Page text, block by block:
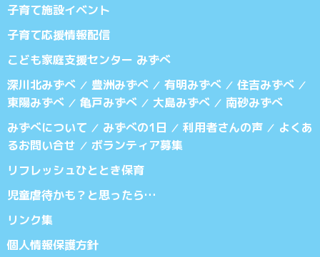
子育て施設イベント
子育て応援情報配信
こども家庭支援センター みずべ
深川北みずべ ／ 豊洲みずべ ／ 有明みずべ ／ 住吉みずべ ／
東陽みずべ ／ 亀戸みずべ ／ 大島みずべ ／ 南砂みずべ
みずべについて ／ みずべの1日 ／ 利用者さんの声 ／ よくあ
るお問い合せ ／ ボランティア募集
リフレッシュひととき保育
児童虐待かも？と思ったら…
リンク集
個人情報保護方針